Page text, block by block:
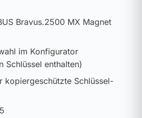
Bravus.2500 MX Magnet
im Konfigurator
Schlüssel enthalten)
kopiergeschützte Schlüssel-